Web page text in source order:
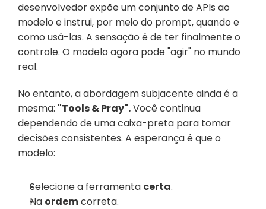
desenvolvedor expõe um conjunto de APIs ao
modelo e instrui, por meio do prompt, quando e
como usá-las. A sensação é de ter finalmente o
controle. O modelo agora pode "agir" no mundo
real.
No entanto, a abordagem subjacente ainda é a
mesma: "Tools & Pray". Você continua
dependendo de uma caixa-preta para tomar
decisões consistentes. A esperança é que o
modelo:
Selecione a ferramenta certa.
Na ordem correta.